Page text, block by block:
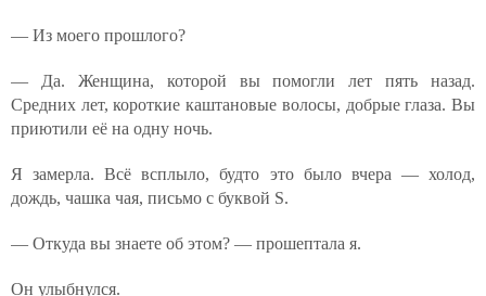
— Из моего прошлого?
— Да. Женщина, которой вы помогли лет пять назад.
Средних лет, короткие каштановые волосы, добрые глаза. Вы
приютили её на одну ночь.
Я замерла. Всё всплыло, будто это было вчера — холод,
дождь, чашка чая, письмо с буквой S.
— Откуда вы знаете об этом? — прошептала я.
Он улыбнулся.